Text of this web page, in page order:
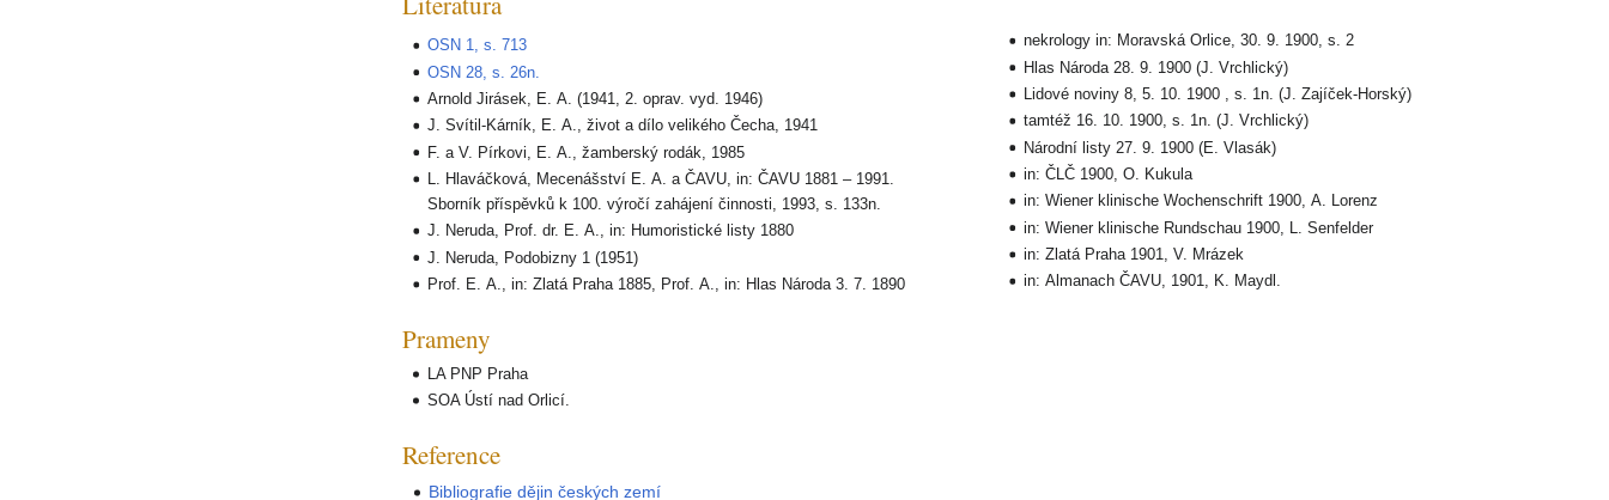
OSN 1, s. 713
OSN 28, s. 26n.
Arnold Jirásek, E. A. (1941, 2. oprav. vyd. 1946)
J. Svítil-Kárník, E. A., život a dílo velikého Čecha, 1941
F. a V. Pírkovi, E. A., žamberský rodák, 1985
L. Hlaváčková, Mecenášství E. A. a ČAVU, in: ČAVU 1881 – 1991.
Sborník příspěvků k 100. výročí zahájení činnosti, 1993, s. 133n.
J. Neruda, Prof. dr. E. A., in: Humoristické listy 1880
J. Neruda, Podobizny 1 (1951)
Prof. E. A., in: Zlatá Praha 1885, Prof. A., in: Hlas Národa 3. 7. 1890
nekrology in: Moravská Orlice, 30. 9. 1900, s. 2
Hlas Národa 28. 9. 1900 (J. Vrchlický)
Lidové noviny 8, 5. 10. 1900 , s. 1n. (J. Zajíček-Horský)
tamtéž 16. 10. 1900, s. 1n. (J. Vrchlický)
Národní listy 27. 9. 1900 (E. Vlasák)
in: ČLČ 1900, O. Kukula
in: Wiener klinische Wochenschrift 1900, A. Lorenz
in: Wiener klinische Rundschau 1900, L. Senfelder
in: Zlatá Praha 1901, V. Mrázek
in: Almanach ČAVU, 1901, K. Maydl.
Prameny
LA PNP Praha
SOA Ústí nad Orlicí.
Reference
Bibliografie dějin českých zemí